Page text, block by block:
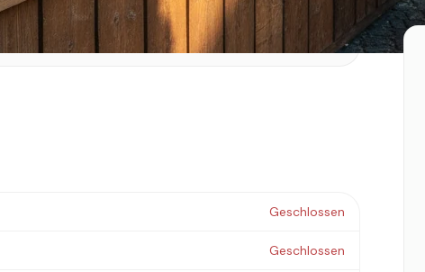
Händler
Geschlossen
Geschlossen